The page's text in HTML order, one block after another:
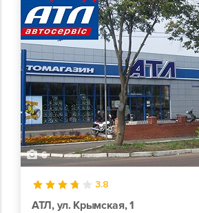
6
3.8
АТЛ, ул. Крымская, 1